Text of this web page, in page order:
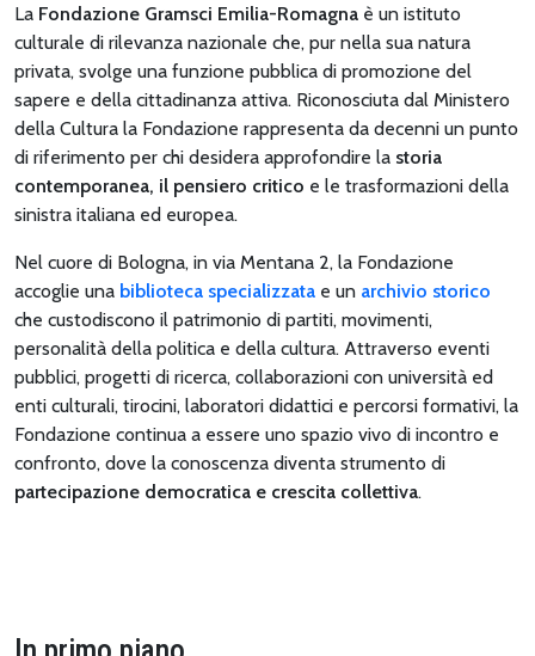
La Fondazione Gramsci Emilia-Romagna è un istituto
culturale di rilevanza nazionale che, pur nella sua natura
privata, svolge una funzione pubblica di promozione del
sapere e della cittadinanza attiva. Riconosciuta dal Ministero
della Cultura la Fondazione rappresenta da decenni un punto
di riferimento per chi desidera approfondire la storia
contemporanea, il pensiero critico e le trasformazioni della
sinistra italiana ed europea.
Nel cuore di Bologna, in via Mentana 2, la Fondazione
accoglie una biblioteca specializzata e un archivio storico
che custodiscono il patrimonio di partiti, movimenti,
personalità della politica e della cultura. Attraverso eventi
pubblici, progetti di ricerca, collaborazioni con università ed
enti culturali, tirocini, laboratori didattici e percorsi formativi, la
Fondazione continua a essere uno spazio vivo di incontro e
confronto, dove la conoscenza diventa strumento di
partecipazione democratica e crescita collettiva.